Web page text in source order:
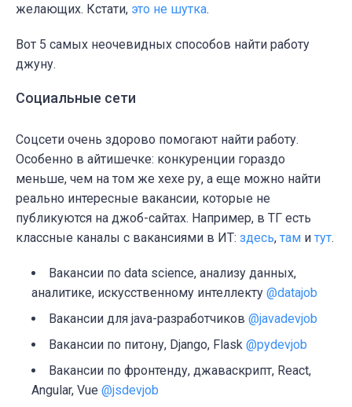
желающих. Кстати, это не шутка.
Вот 5 самых неочевидных способов найти работу
джуну.
Социальные сети
Соцсети очень здорово помогают найти работу.
Особенно в айтишечке: конкуренции гораздо
меньше, чем на том же хехе ру, а еще можно найти
реально интересные вакансии, которые не
публикуются на джоб-сайтах. Например, в ТГ есть
классные каналы с вакансиями в ИТ: здесь, там и тут.
Вакансии по data science, анализу данных,
аналитике, искусственному интеллекту @datajob
Вакансии для java-разработчиков @javadevjob
Вакансии по питону, Django, Flask @pydevjob
Вакансии по фронтенду, джаваскрипт, React,
Angular, Vue @jsdevjob